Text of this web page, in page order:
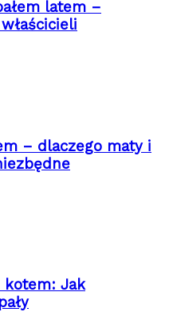
latem –
– dlaczego maty i
kotem: Jak